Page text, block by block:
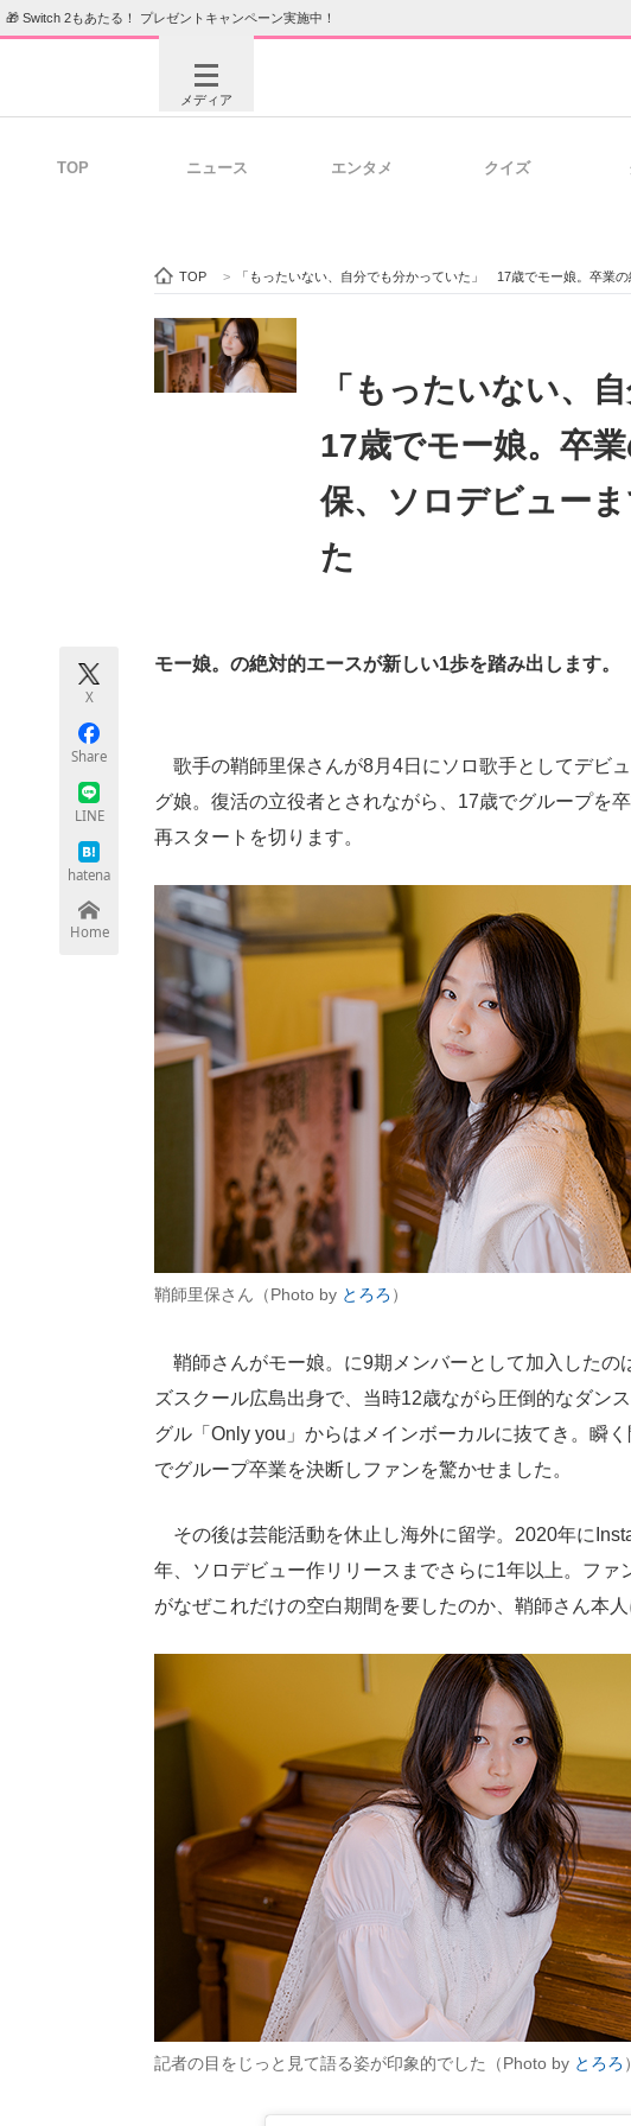
🎁 Switch 2もあたる！ プレゼントキャンペーン実施中！
メディア
ビジネスと働き方のヒント
ITエンジニア向け専門サイト 企業向けIT製品の総合サイト
モノづくり技術者専門サイト
ちょっと気になるネットの話題
TOP ニュース エンタメ クイズ
TOP > 「もったいない、自分でも分かっていた」 17歳でモー娘。卒業の
「もったいない、
17歳でモー娘。卒
保、ソロデビュー
た
X
Share
LINE
hatena
Home
モー娘。の絶対的エースが新しい1歩を踏み出します。
歌手の鞘師里保さんが8月4日にソロ歌手としてデビ
グ娘。復活の立役者とされながら、17歳でグループを
再スタートを切ります。
鞘師里保さん（Photo by とろろ ）
鞘師さんがモー娘。に9期メンバーとして加入したの
ズスクール広島出身で、当時12歳ながら圧倒的なダン
グル「Only you」からはメインボーカルに抜てき。瞬
でグループ卒業を決断しファンを驚かせました。
その後は芸能活動を休止し海外に留学。2020年に
年、ソロデビュー作リリースまでさらに1年以上。フ
がなぜこれだけの空白期間を要したのか、鞘師さん本人
記者の目をじっと見て語る姿が印象的でした（Photo by とろろ ）